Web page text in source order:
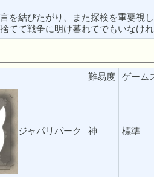
を結びたがり、また探検を重要視
てて戦争に明け暮れてでもいなけれ
難易度 ゲーム
ジャパリパーク 神 標準